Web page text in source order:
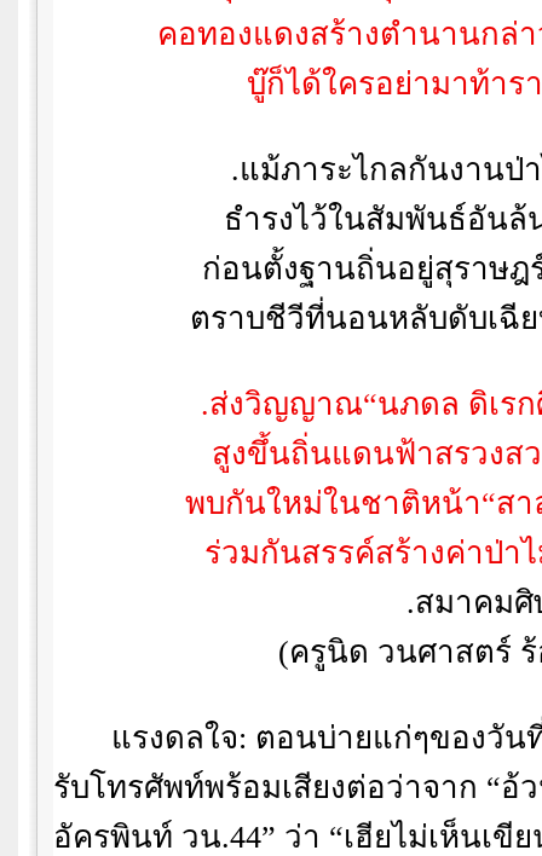
คอทองแดงสร้างตำนานกล่
บู๊ก็ได้ใครอย่ามาท้าร
.แม้ภาระไกลกันงานป่
ธำรงไว้ในสัมพันธ์อันล้
ก่อนตั้งฐานถิ่นอยู่สุราษฎ
ตราบชีวีที่นอนหลับดับเฉี
.ส่งวิญญาณ“นภดล ดิเร
สูงขึ้นถิ่นแดนฟ้าสรวงส
พบกันใหม่ในชาติหน้า“สา
ร่วมกันสรรค์สร้างค่าป่าไ
.สมาคมศิ
(ครูนิด วนศาสตร์
แรงดลใจ: ตอนบ่ายแก่ๆของวั
รับโทรศัพท์พร้อมเสียงต่อว่าจาก “อ้
อัครพินท์ วน.44” ว่า “เฮียไม่เห็นเขี